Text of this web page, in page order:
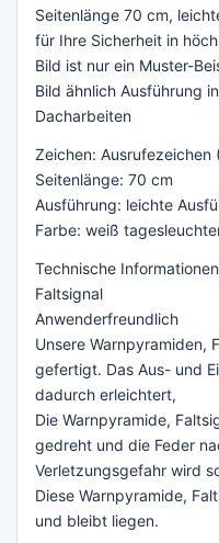
Seitenlänge 70 cm,
für Ihre Sicherheit in
Bild ist nur ein Muster-
Bild ähnlich Ausführung
Dacharbeiten
Zeichen: Ausrufezeichen
Seitenlänge: 70 cm
Ausführung: leichte
Farbe: weiß
Technische
Faltsignal
Anwenderfreundlich
Unsere Warnpyramiden,
gefertigt. Das Aus- und
dadurch erleichtert,
Die Warnpyramide,
gedreht und die Feder
Verletzungsgefahr wird
Diese Warnpyramide,
und bleibt liegen.